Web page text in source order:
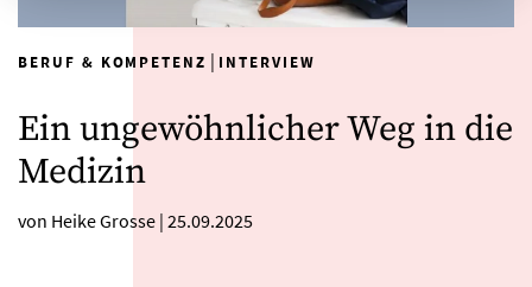
BERUF & KOMPETENZ | INTERVIEW
Ein ungewöhnlicher Weg in die
Medizin
von Heike Grosse | 25.09.2025